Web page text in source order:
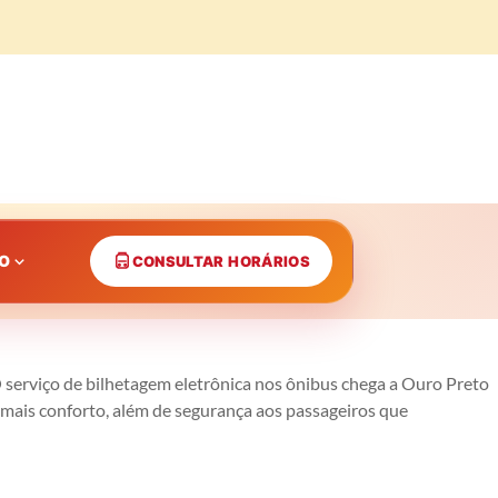
CONSULTAR HORÁRIOS
de bilhetagem eletrônica nos ônibus chega a Ouro Preto
conforto, além de segurança aos passageiros que